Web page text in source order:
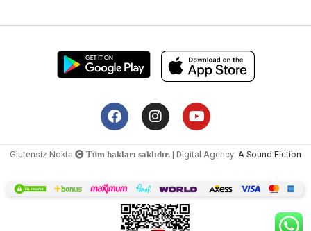
Glutensiz Nokta Tüm hakları saklıdır. | Digital Agency: A Sound Fiction